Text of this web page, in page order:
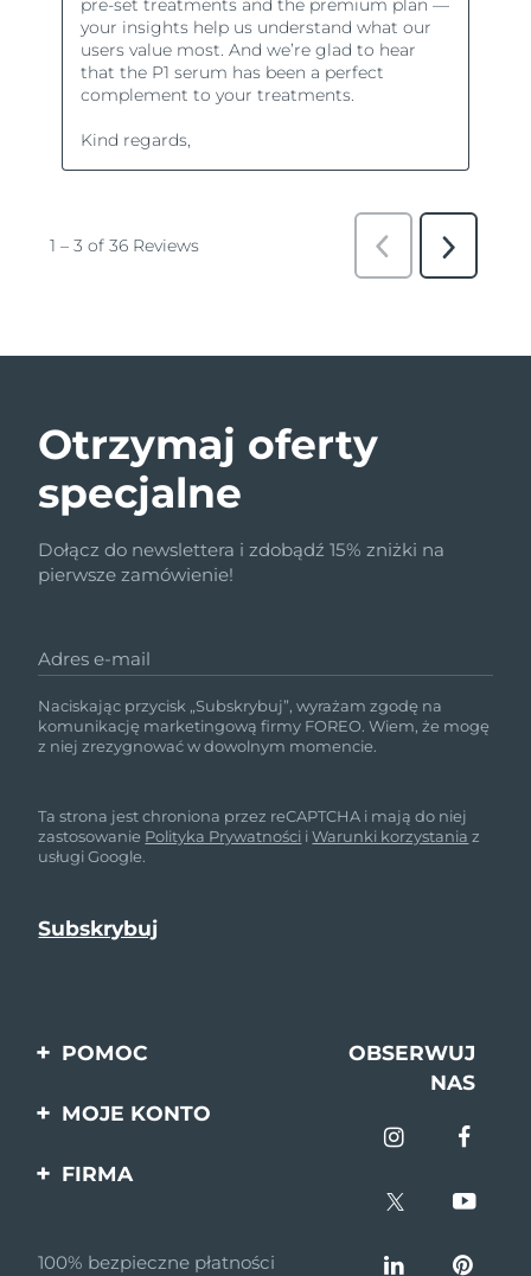
Otrzymaj oferty
specjalne
Dołącz do newslettera i zdobądź 15% zniżki na
pierwsze zamówienie!
Adres e-mail
Naciskając przycisk „Subskrybuj”, wyrażam zgodę na
komunikację marketingową firmy FOREO. Wiem, że mogę
z niej zrezygnować w dowolnym momencie.
Ta strona jest chroniona przez reCAPTCHA i mają do niej
zastosowanie Polityka Prywatności iWarunki korzystania z
usługi Google.
POMOC
Kontakt
OBSERWUJ
NAS
MOJE KONTO
FIRMA
Program partnerski
100% bezpieczne płatności